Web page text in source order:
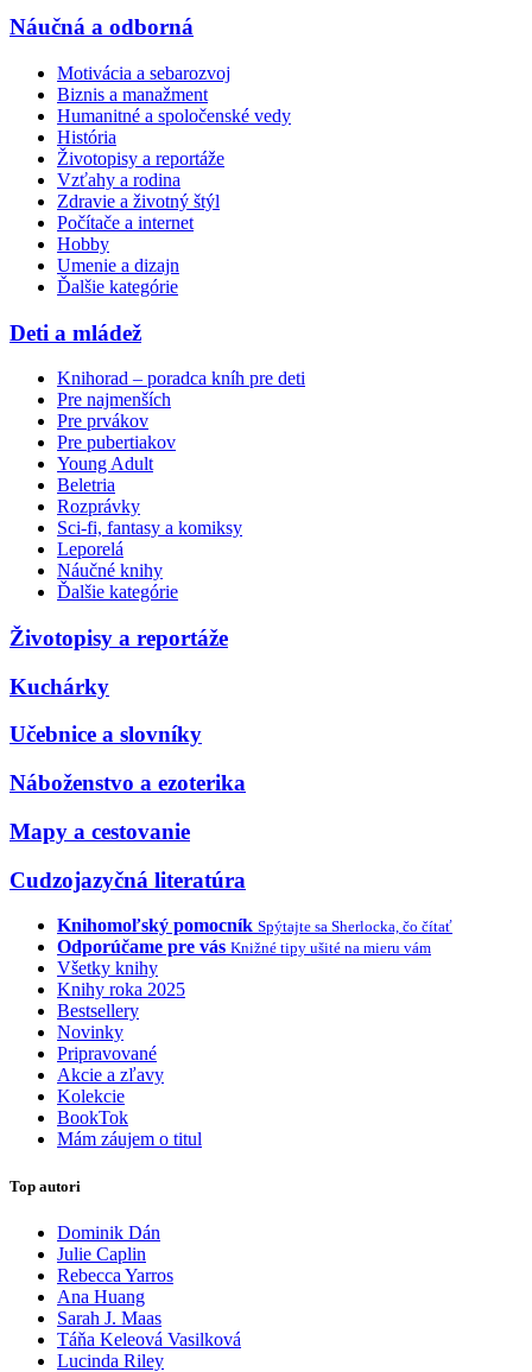
Náučná a odborná
Motivácia a sebarozvoj
Biznis a manažment
Humanitné a spoločenské vedy
História
Životopisy a reportáže
Vzťahy a rodina
Zdravie a životný štýl
Počítače a internet
Hobby
Umenie a dizajn
Ďalšie kategórie
Deti a mládež
Knihorad – poradca kníh pre deti
Pre najmenších
Pre prvákov
Pre pubertiakov
Young Adult
Beletria
Rozprávky
Sci-fi, fantasy a komiksy
Leporelá
Náučné knihy
Ďalšie kategórie
Životopisy a reportáže
Kuchárky
Učebnice a slovníky
Náboženstvo a ezoterika
Mapy a cestovanie
Cudzojazyčná literatúra
Knihomoľský pomocník Spýtajte sa Sherlocka, čo čítať
Odporúčame pre vás Knižné tipy ušité na mieru vám
Všetky knihy
Knihy roka 2025
Bestsellery
Novinky
Pripravované
Akcie a zľavy
Kolekcie
BookTok
Mám záujem o titul
Top autori
Dominik Dán
Julie Caplin
Rebecca Yarros
Ana Huang
Sarah J. Maas
Táňa Keleová Vasilková
Lucinda Riley